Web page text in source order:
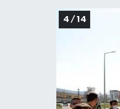
4 / 14